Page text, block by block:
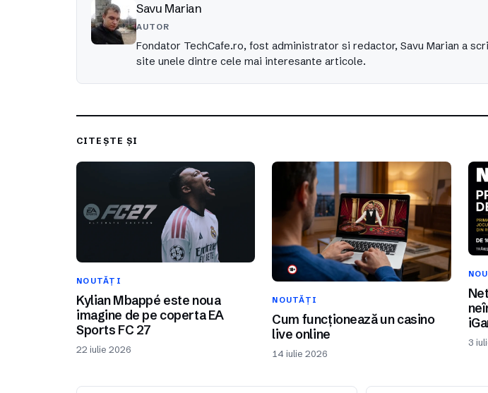
Savu Marian
AUTOR
Fondator TechCafe.ro, fost administrator si redactor, Savu Marian a
site unele dintre cele mai interesante articole.
CITEȘTE ȘI
NOUTĂȚI
Kylian Mbappé este noua
imagine de pe coperta EA
Sports FC 27
22 iulie 2026
NOUTĂȚI
Cum funcționează un casino
live online
14 iulie 2026
3